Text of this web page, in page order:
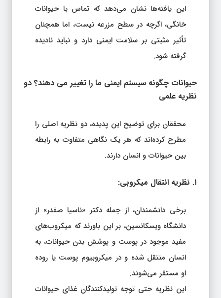
این یافته‌ها نشان می‌دهد که تماس با حیوانات
خانگی، اگرچه در سطح مزرعه نیست، اما همچنان
تأثیر مثبتی بر سلامت ایمنی دارد و نباید نادیده
گرفته شود.
حیوانات چگونه سیستم ایمنی ما را تغییر می‌ دهند؟ دو
نظریه علمی
محققان برای توضیح این پدیده، دو نظریه اصلی را
مطرح کرده‌اند که هر یک نگاهی متفاوت به رابطه
بین حیوانات و انسان دارند.
۱. نظریه انتقال میکروبی:
برخی دانشمندان، از جمله دکتر «ناسیا صفدر» از
دانشگاه ویسکانسین، بر این باورند که میکروب‌های
مفید موجود در پوست و پوشش بدن حیوانات، به
انسان منتقل شده و در میکروبیوم پوست یا روده
او مستقر می‌شوند.
این نظریه حتی توجه تولیدکنندگان غذای حیوانات